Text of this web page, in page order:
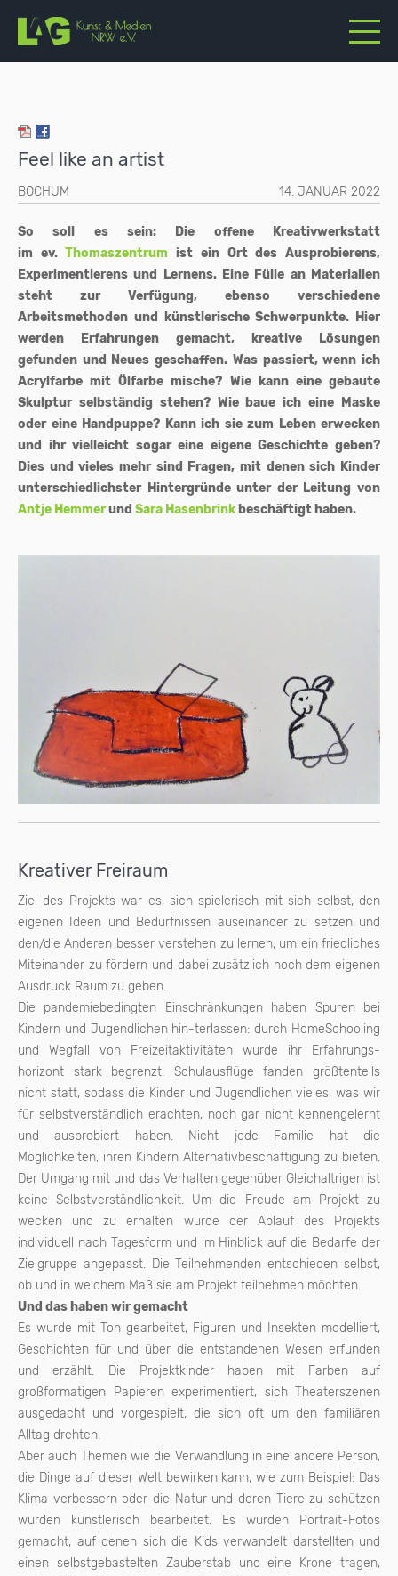
Feel like an artist
BOCHUM 14. JANUAR 2022
So soll es sein: Die offene Kreativwerkstatt
im ev.Thomaszentrum ist ein Ort des Ausprobierens,
Experimentierens und Lernens. Eine Fülle an Materialien
steht zur Verfügung, ebenso verschiedene
Arbeitsmethoden und künstlerische Schwerpunkte. Hier
werden Erfahrungen gemacht, kreative Lösungen
gefunden und Neues geschaffen. Was passiert, wenn ich
Acrylfarbe mit Ölfarbe mische? Wie kann eine gebaute
Skulptur selbständig stehen? Wie baue ich eine Maske
oder eine Handpuppe? Kann ich sie zum Leben erwecken
und ihr vielleicht sogar eine eigene Geschichte geben?
Dies und vieles mehr sind Fragen, mit denen sich Kinder
unterschiedlichster Hintergründe unter der Leitung von
Antje Hemmerund Sara Hasenbrink beschäftigt haben.
Kreativer Freiraum
Ziel des Projekts war es, sich spielerisch mit sich selbst, den
eigenen Ideen und Bedürfnissen auseinander zu setzen und
den/die Anderen besser verstehen zu lernen, um ein friedliches
Miteinander zu fördern und dabei zusätzlich noch dem eigenen
Ausdruck Raum zu geben.
Die pandemiebedingten Einschränkungen haben Spuren bei
Kindern und Jugendlichen hin-terlassen: durch HomeSchooling
und Wegfall von Freizeitaktivitäten wurde ihr Erfahrungs-
horizont stark begrenzt. Schulausflüge fanden größtenteils
nicht statt, sodass die Kinder und Jugendlichen vieles, was wir
für selbstverständlich erachten, noch gar nicht kennengelernt
und ausprobiert haben. Nicht jede Familie hat die
Möglichkeiten, ihren Kindern Alternativbeschäftigung zu bieten.
Der Umgang mit und das Verhalten gegenüber Gleichaltrigen ist
keine Selbstverständlichkeit. Um die Freude am Projekt zu
wecken und zu erhalten wurde der Ablauf des Projekts
individuell nach Tagesform und im Hinblick auf die Bedarfe der
Zielgruppe angepasst. Die Teilnehmenden entschieden selbst,
ob und in welchem Maß sie am Projekt teilnehmen möchten.
Und das haben wir gemacht
Es wurde mit Ton gearbeitet, Figuren und Insekten modelliert,
Geschichten für und über die entstandenen Wesen erfunden
und erzählt. Die Projektkinder haben mit Farben auf
großformatigen Papieren experimentiert, sich Theaterszenen
ausgedacht und vorgespielt, die sich oft um den familiären
Alltag drehten.
Aber auch Themen wie die Verwandlung in eine andere Person,
die Dinge auf dieser Welt bewirken kann, wie zum Beispiel: Das
Klima verbessern oder die Natur und deren Tiere zu schützen
wurden künstlerisch bearbeitet. Es wurden Portrait-Fotos
gemacht, auf denen sich die Kids verwandelt darstellten und
einen selbstgebastelten Zauberstab und eine Krone tragen,